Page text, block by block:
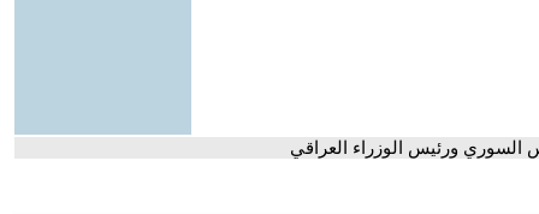
السوري ورئيس الوزراء العراقي